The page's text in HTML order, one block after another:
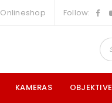
Onlineshop Follow:
KAMERAS OBJEKTIVE